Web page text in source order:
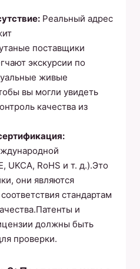
Реальный адрес
поставщики
экскурсии по
живые
вы могли увидеть
качества из
UKCA, RoHS и т. д.).Это
они являются
стандартам
и
должны быть
проверки.